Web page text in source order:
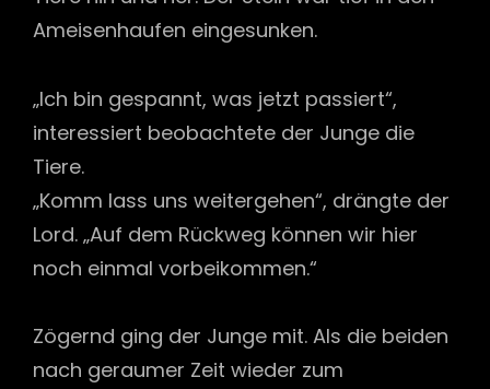
Ameisenhaufen eingesunken.
„Ich bin gespannt, was jetzt passiert“,
interessiert beobachtete der Junge die
Tiere.
„Komm lass uns weitergehen“, drängte der
Lord. „Auf dem Rückweg können wir hier
noch einmal vorbeikommen.“
Zögernd ging der Junge mit. Als die beiden
nach geraumer Zeit wieder zum